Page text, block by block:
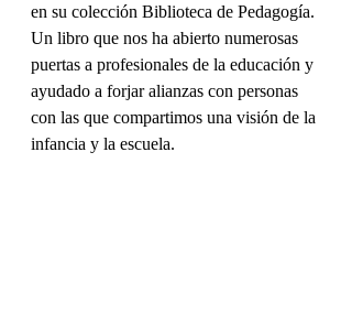
en su colección Biblioteca de Pedagogía.
Un libro que nos ha abierto numerosas
puertas a profesionales de la educación y
ayudado a forjar alianzas con personas
con las que compartimos una visión de la
infancia y la escuela.